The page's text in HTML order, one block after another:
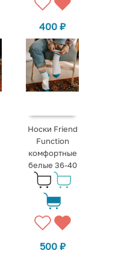
400₽
Носки Friend
Function
комфортные
белые 36-40
500 ₽